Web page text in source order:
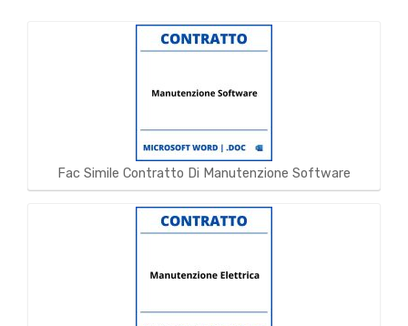
Fac Simile Contratto Di Manutenzione Software